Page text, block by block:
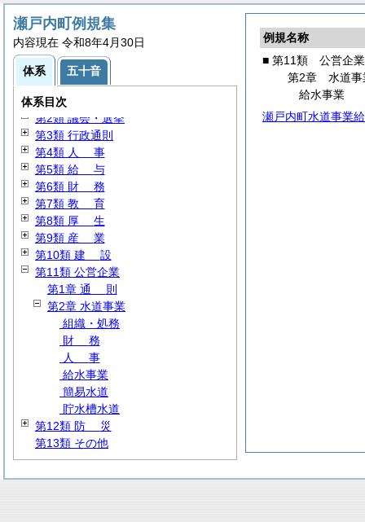
例規名称
■ 第11類 公営企業
第2章 水道事
給水事業
瀬戸内町水道事業
瀬戸内町例規集
内容現在 令和8年4月30日
体系 五十音
体系目次
第1類
第2類 議会・選挙
第3類 行政通則
第4類 人 事
第5類 給 与
第6類 財 務
第7類 教 育
第8類 厚 生
第9類 産 業
第10類 建 設
第11類 公営企業
第1章 通 則
第2章 水道事業
組織・処務
財 務
人 事
給水事業
簡易水道
貯水槽水道
第12類 防 災
第13類 その他